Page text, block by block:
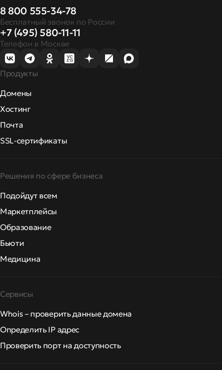
8 800 555-34-78
Бесплатный звонок по России
+7 (495) 580-11-11
Телефон в Москве
Продукты
Домены
Хостинг
Почта
SSL-сертификаты
Решения по сфере бизнеса
Подойдут всем
Маркетплейсы
Образование
Бьюти
Медицина
Сервисы
Whois – проверить данные домена
Определить IP адрес
Проверить порт на доступность